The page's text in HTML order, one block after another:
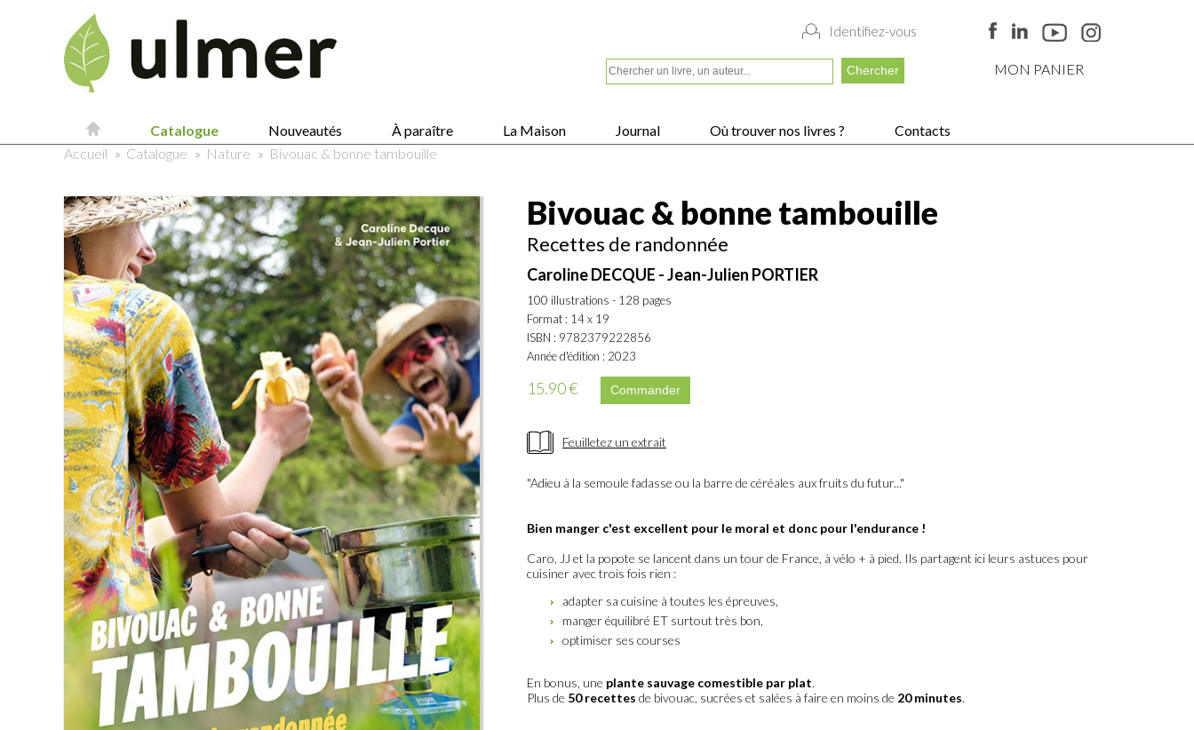
Identifiez-vous
MON PANIER
Catalogue Nouveautés À paraître La Maison Journal Où trouver nos livres ?
Contacts
Accueil » Catalogue » Nature » Bivouac & bonne tambouille
Bivouac & bonne tambouille
Recettes de randonnée
Caroline DECQUE - Jean-Julien PORTIER
100 illustrations - 128 pages
Format : 14 x 19
ISBN : 9782379222856
Année d'édition : 2023
15.90 €
Feuilletez un extrait
"Adieu à la semoule fadasse ou la barre de céréales aux fruits du futur..."
Bien manger c'est excellent pour le moral et donc pour l'endurance !
Caro, JJ et la popote se lancent dans un tour de France, à vélo + à pied. Ils partagent ici leurs astuces pour
cuisiner avec trois fois rien :
adapter sa cuisine à toutes les épreuves,
manger équilibré ET surtout très bon,
optimiser ses courses
En bonus, une plante sauvage comestible par plat.
Plus de 50 recettes de bivouac, sucrées et salées à faire en moins de 20 minutes.